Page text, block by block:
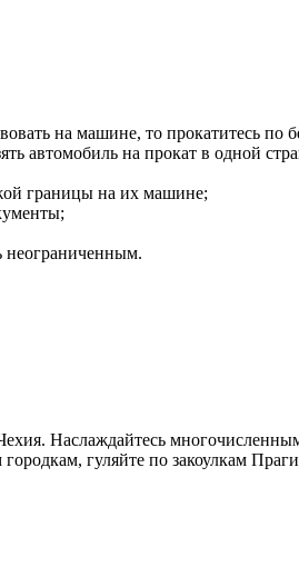
на машине, то прокатитесь
автомобиль на прокат в одной
границы на их машине;
неограниченным.
Наслаждайтесь
гуляйте по закоулкам